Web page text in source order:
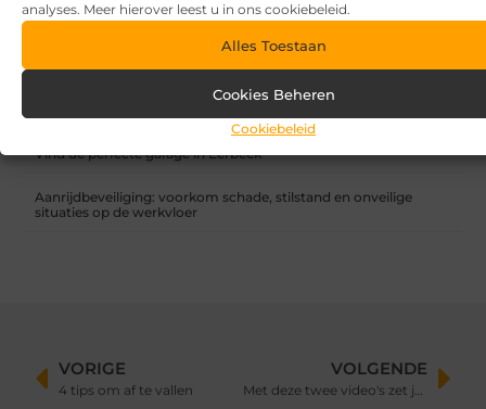
analyses. Meer hierover leest u in ons cookiebeleid.
Alles Toestaan
Cookies Beheren
Cookiebeleid
Waar let je op bij het kiezen van een vakantiepark?
Overkapping in fases: zo begin je slim en breid je later uit
Vind de perfecte garage in Eerbeek
Aanrijdbeveiliging: voorkom schade, stilstand en onveilige
situaties op de werkvloer
VORIGE
4 tips om af te vallen
VOLGENDE
Met deze twee video's zet je jouw project in de spotlight